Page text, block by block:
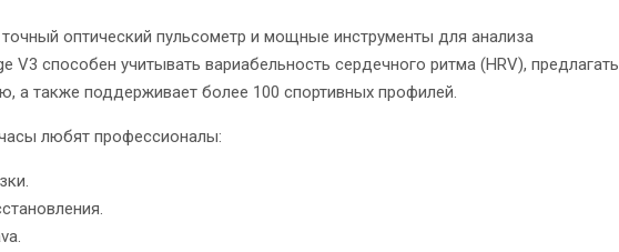
оптический пульсометр и мощные инструменты для анализа
V3 способен учитывать вариабельность сердечного ритма (HRV), предлагать
а также поддерживает более 100 спортивных профилей.
любят профессионалы: